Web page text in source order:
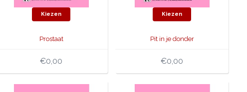
Kiezen
Prostaat
€0,00
Kiezen
Pit in je donder
€0,00